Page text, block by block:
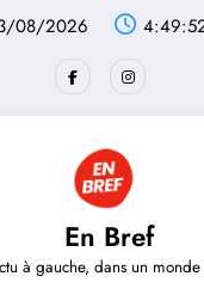
08/2026
En Bref
à gauche, dans un